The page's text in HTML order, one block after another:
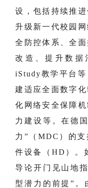
设，包括持续推
升级新一代校园
全防控体系、全
改造、提升数据
iStudy教学平台
建适应全面数字
化网络安全保障
力建设等。在德
力”（MDC）的
件设备（HD）。
导论开门见山地
型潜力的前提”。